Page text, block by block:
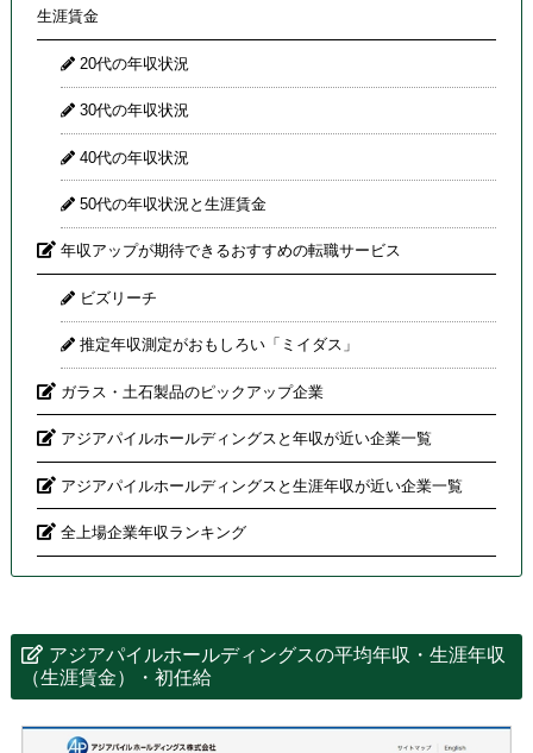
生涯賃金
20代の年収状況
30代の年収状況
40代の年収状況
50代の年収状況と生涯賃金
年収アップが期待できるおすすめの転職サービス
ビズリーチ
推定年収測定がおもしろい「ミイダス」
ガラス・土石製品のピックアップ企業
アジアパイルホールディングスと年収が近い企業一覧
アジアパイルホールディングスと生涯年収が近い企業一覧
全上場企業年収ランキング
アジアパイルホールディングスの平均年収・生涯年収
（生涯賃金）・初任給